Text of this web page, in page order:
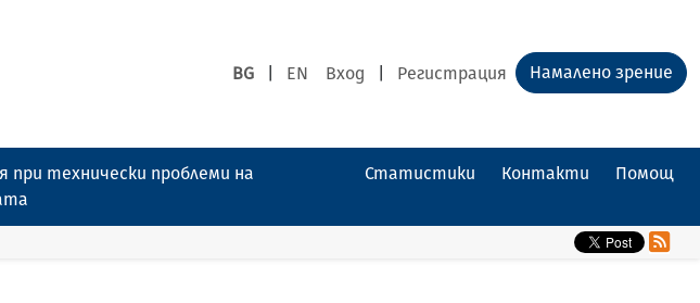
BG EN Вход Регистрация Намалено зрение
при технически проблеми на
Статистики Контакти Помощ